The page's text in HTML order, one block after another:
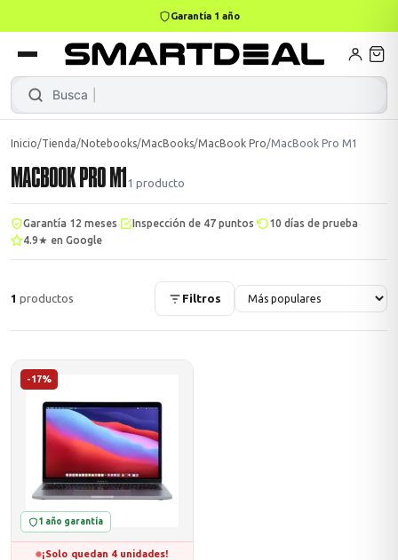
Garantía 1 año
Busca
Gamer
ASUS
MacBook Air
→
→
Mini PC
→
Inicio/Tienda/Notebooks/MacBooks/MacBook Pro/MacBook Pro M1
MACBOOK PRO M1 1 producto
Garantía 12 meses Inspección de 47 puntos 10 días de prueba
4.9★ en Google
1 productos Filtros
-17%
1 año garantía
¡Solo quedan 4 unidades!